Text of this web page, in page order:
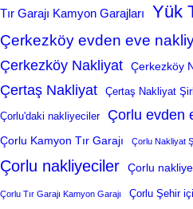
Tır Garajı Kamyon Garajları Yük
Çerkezköy evden eve
Çerkezköy Nakliyat Çerkezköy
Çertaş Nakliyat Çertaş Nakliyat
Çorlu'daki nakliyeciler Çorlu evden
Çorlu Kamyon Tır Garajı Çorlu Nakliyat
Çorlu nakliyeciler Çorlu
Çorlu Tır Garajı Kamyon Garajı Çorlu Şehir içi